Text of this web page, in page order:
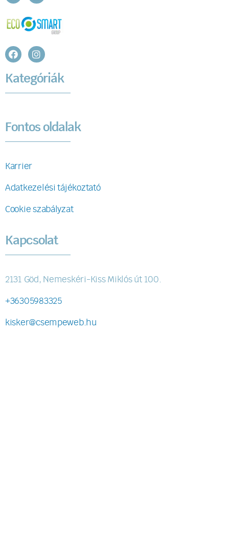
Kategóriák
Fontos oldalak
Karrier
Adatkezelési tájékoztató
Cookie szabályzat
Kapcsolat
2131 Göd, Nemeskéri-Kiss Miklós út 100.
+36305983325
kisker@csempeweb.hu